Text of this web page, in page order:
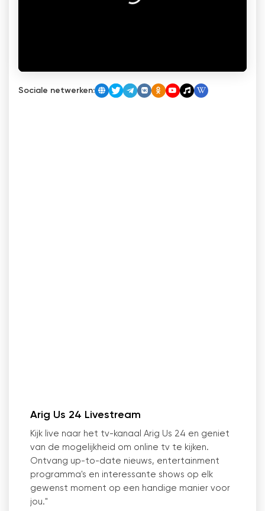
Sociale netwerken:
Arig Us 24 Livestream
Kijk live naar het tv-kanaal Arig Us 24 en geniet
van de mogelijkheid om online tv te kijken.
Ontvang up-to-date nieuws, entertainment
programma's en interessante shows op elk
gewenst moment op een handige manier voor
jou."